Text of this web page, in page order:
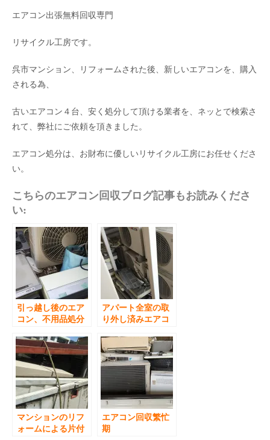
エアコン出張無料回収専門
リサイクル工房です。
呉市マンション、リフォームされた後、新しいエアコンを、購入
される為、
古いエアコン４台、安く処分して頂ける業者を、ネッとで検索さ
れて、弊社にご依頼を頂きました。
エアコン処分は、お財布に優しいリサイクル工房にお任せくださ
い。
こちらのエアコン回収ブログ記事もお読みくださ
い:
引っ越し後のエア
コン、不用品処分
アパート全室の取
り外し済みエアコ
マンションのリフ
ォームによる片付
エアコン回収繁忙
期